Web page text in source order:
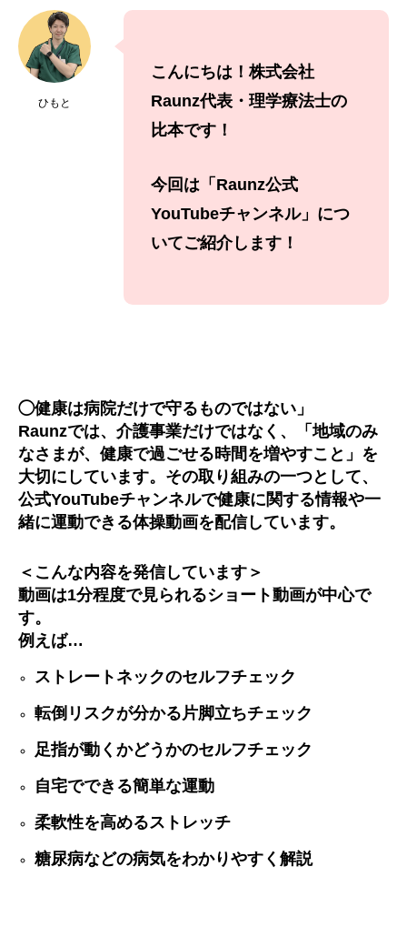
ひもと
こんにちは！株式会社
Raunz代表・理学療法士の
比本です！
今回は「Raunz公式
YouTubeチャンネル」につ
いてご紹介します！
◯健康は病院だけで守るものではない」
Raunzでは、介護事業だけではなく、「地域のみ
なさまが、健康で過ごせる時間を増やすこと」を
大切にしています。その取り組みの一つとして、
公式YouTubeチャンネルで健康に関する情報や一
緒に運動できる体操動画を配信しています。
＜こんな内容を発信しています＞
動画は1分程度で見られるショート動画が中心で
す。
例えば…
ストレートネックのセルフチェック
転倒リスクが分かる片脚立ちチェック
足指が動くかどうかのセルフチェック
自宅でできる簡単な運動
柔軟性を高めるストレッチ
糖尿病などの病気をわかりやすく解説